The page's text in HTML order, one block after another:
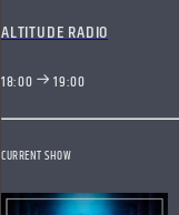
ALTITUDE RADIO
18:00 19:00
CURRENT SHOW